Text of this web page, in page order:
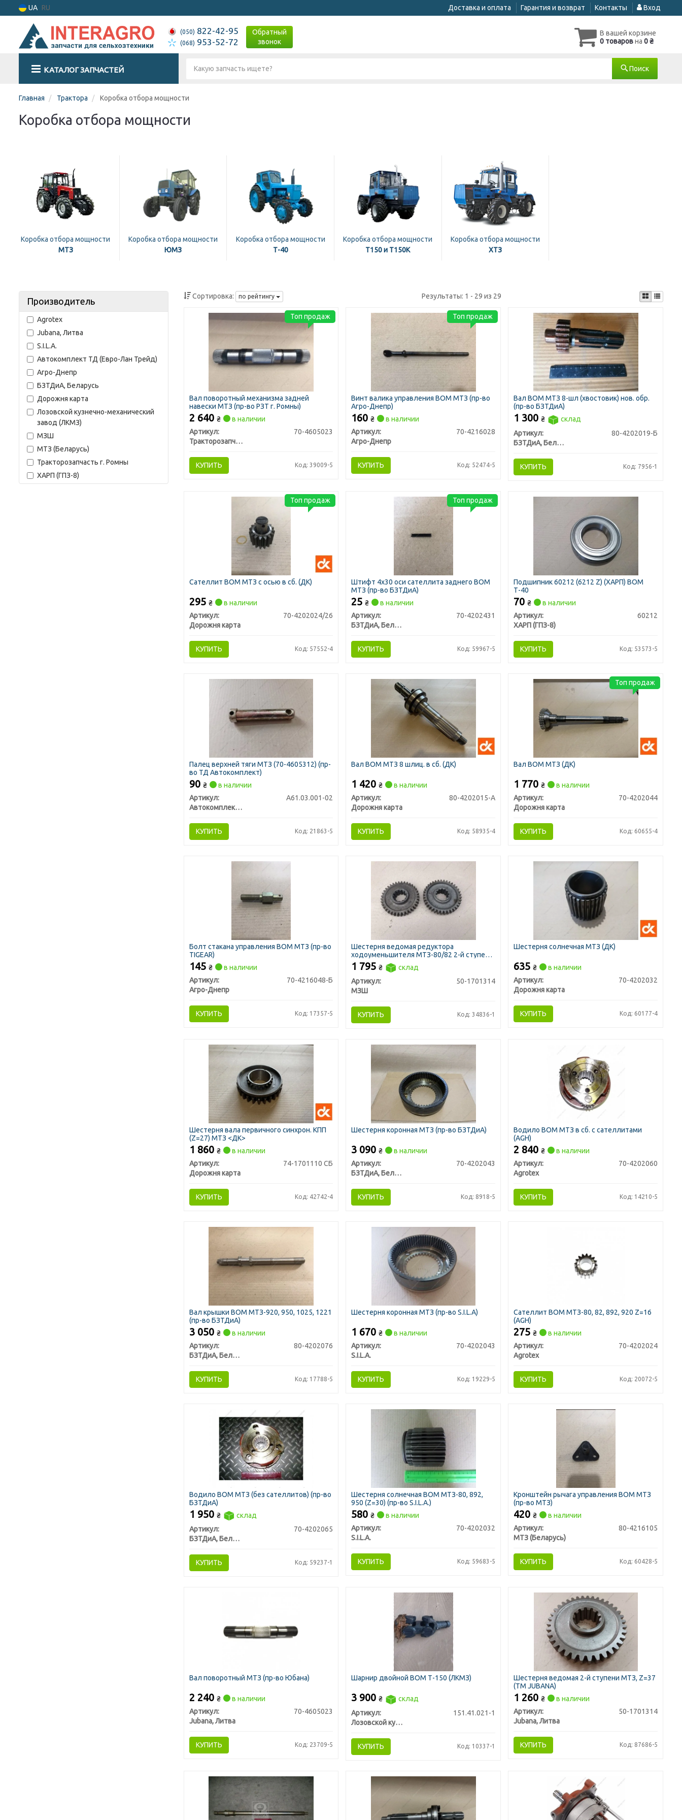
UA RU Доставка и оплата Гарантия и возврат Контакты Вход
(050) 822-42-95
(068) 953-52-72
Обратный
звонок
В вашей корзине
0 товаровна 0 ₴
КАТАЛОГ ЗАПЧАСТЕЙ Поиск
Главная Трактора Коробка отбора мощности
Коробка отбора мощности
Коробка отбора мощности
МТЗ
Коробка отбора мощности
ЮМЗ
Коробка отбора мощности
Т-40
Коробка отбора мощности
Т150 и Т150К
Коробка отбора мощности
ХТЗ
Производитель
Agrotex
Jubana, Литва
S.I.L.A.
Автокомплект ТД (Евро-Лан Трейд)
Агро-Днепр
БЗТДиА, Беларусь
Дорожня карта
Лозовской кузнечно-механический
завод (ЛКМЗ)
МЗШ
МТЗ (Беларусь)
Тракторозапчасть г. Ромны
ХАРП (ГПЗ-8)
Сортировка: по рейтингу Результаты: 1 - 29 из 29
Вал поворотный механизма задней
навески МТЗ (пр-во РЗТ г. Ромны)
2 640 ₴
в наличии
Артикул:
70-4605023
Тракторозапчасть г. Ромны
КУПИТЬ Код: 39009-5
Топ продаж
Винт валика управления ВОМ МТЗ (пр-во
Агро-Днепр)
160₴
в наличии
Артикул:
70-4216028
Агро-Днепр
КУПИТЬ Код: 52474-5
Топ продаж
Вал ВОМ МТЗ 8-шл (хвостовик) нов. обр.
(пр-во БЗТДиА)
1 300₴
склад
Артикул:
80-4202019-Б
БЗТДиА, Беларусь
КУПИТЬ Код: 7956-1
Сателлит ВОМ МТЗ с осью в сб. (ДК)
295 ₴
в наличии
Артикул:
70-4202024/26
Дорожня карта
КУПИТЬ Код: 57552-4
Топ продаж
Штифт 4х30 оси сателлита заднего ВОМ
МТЗ (пр-во БЗТДиА)
25₴
в наличии
Артикул:
70-4202431
БЗТДиА, Беларусь
КУПИТЬ Код: 59967-5
Топ продаж
Подшипник 60212 (6212 Z) (ХАРП) ВОМ
Т-40
70₴
в наличии
Артикул:
60212
ХАРП (ГПЗ-8)
КУПИТЬ Код: 53573-5
Палец верхней тяги МТЗ (70-4605312) (пр-
во ТД Автокомплект)
90 ₴
в наличии
Артикул:
А61.03.001-02
Автокомплект ТД (Евро-Лан Трейд)
КУПИТЬ Код: 21863-5
Вал ВОМ МТЗ 8 шлиц. в сб. (ДК)
1 420₴
в наличии
Артикул:
80-4202015-А
Дорожня карта
КУПИТЬ Код: 58935-4
Вал ВОМ МТЗ (ДК)
1 770₴
в наличии
Артикул:
70-4202044
Дорожня карта
КУПИТЬ Код: 60655-4
Топ продаж
Болт стакана управления ВОМ МТЗ (пр-во
TIGEAR)
145 ₴
в наличии
Артикул:
70-4216048-Б
Агро-Днепр
КУПИТЬ Код: 17357-5
Шестерня ведомая редуктора
ходоуменьшителя МТЗ-80/82 2-й ступени
Z=37 (пр-во МЗШ)
1 795₴
склад
Артикул:
50-1701314
МЗШ
КУПИТЬ Код: 34836-1
Шестерня солнечная МТЗ (ДК)
635₴
в наличии
Артикул:
70-4202032
Дорожня карта
КУПИТЬ Код: 60177-4
Шестерня вала первичного синхрон. КПП
(Z=27) МТЗ <ДК>
1 860 ₴
в наличии
Артикул:
74-1701110 СБ
Дорожня карта
КУПИТЬ Код: 42742-4
Шестерня коронная МТЗ (пр-во БЗТДиА)
3 090₴
в наличии
Артикул:
70-4202043
БЗТДиА, Беларусь
КУПИТЬ Код: 8918-5
Водило ВОМ МТЗ в сб. с сателлитами
(AGH)
2 840₴
в наличии
Артикул:
70-4202060
Agrotex
КУПИТЬ Код: 14210-5
Вал крышки ВОМ МТЗ-920, 950, 1025, 1221
(пр-во БЗТДиА)
3 050 ₴
в наличии
Артикул:
80-4202076
БЗТДиА, Беларусь
КУПИТЬ Код: 17788-5
Шестерня коронная МТЗ (пр-во S.I.L.A)
1 670₴
в наличии
Артикул:
70-4202043
S.I.L.A.
КУПИТЬ Код: 19229-5
Сателлит ВОМ МТЗ-80, 82, 892, 920 Z=16
(AGH)
275₴
в наличии
Артикул:
70-4202024
Agrotex
КУПИТЬ Код: 20072-5
Водило ВОМ МТЗ (без сателлитов) (пр-во
БЗТДиА)
1 950 ₴
склад
Артикул:
70-4202065
БЗТДиА, Беларусь
КУПИТЬ Код: 59237-1
Шестерня солнечная ВОМ МТЗ-80, 892,
950 (Z=30) (пр-во S.I.L.A.)
580₴
в наличии
Артикул:
70-4202032
S.I.L.A.
КУПИТЬ Код: 59683-5
Кронштейн рычага управления ВОМ МТЗ
(пр-во МТЗ)
420₴
в наличии
Артикул:
80-4216105
МТЗ (Беларусь)
КУПИТЬ Код: 60428-5
Вал поворотный МТЗ (пр-во Юбана)
2 240 ₴
в наличии
Артикул:
70-4605023
Jubana, Литва
КУПИТЬ Код: 23709-5
Шарнир двойной ВОМ Т-150 (ЛКМЗ)
3 900₴
склад
Артикул:
151.41.021-1
Лозовской кузнечно-механический завод (ЛКМЗ)
КУПИТЬ Код: 10337-1
Шестерня ведомая 2-й ступени МТЗ, Z=37
(ТМ JUBANA)
1 260₴
в наличии
Артикул:
50-1701314
Jubana, Литва
КУПИТЬ Код: 87686-5